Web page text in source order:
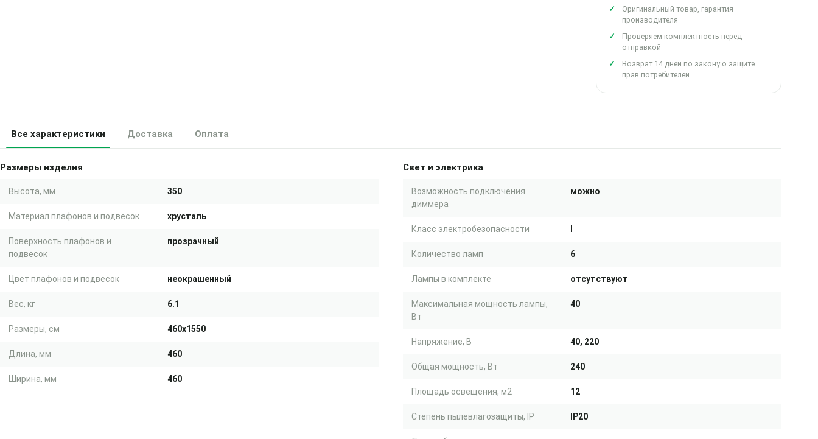
Оригинальный товар, гарантия
производителя
Проверяем комплектность перед
отправкой
Возврат 14 дней по закону о защите
прав потребителей
Все характеристики Доставка Оплата
Размеры изделия
Высота, мм 350
Материал плафонов и подвесок хрусталь
Поверхность плафонов и
подвесок
прозрачный
Цвет плафонов и подвесок неокрашенный
Вес, кг 6.1
Размеры, см 460x1550
Длина, мм 460
Ширина, мм 460
Свет и электрика
Возможность подключения
диммера
можно
Класс электробезопасности
Количество ламп 6
Лампы в комплекте отсутствуют
Максимальная мощность лампы,
Вт
40
Напряжение, В 40, 220
Общая мощность, Вт 240
Площадь освещения, м2 12
Степень пылевлагозащиты, IP IP20